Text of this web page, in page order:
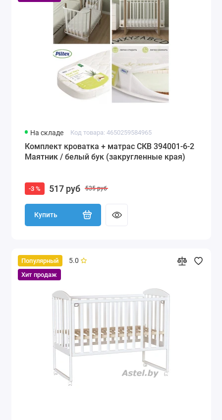
На складе Код товара: 4650259584965
Комплект кроватка + матрас СКВ 394001-6-2
Маятник / белый бук (закругленные края)
-3 % 517 руб 535 руб
Купить
Популярный
Хит продаж
5.0